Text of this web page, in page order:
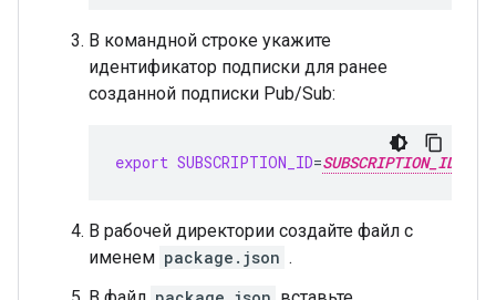
В командной строке укажите
идентификатор подписки для ранее
созданной подписки Pub/Sub:
export SUBSCRIPTION_ID=SUBSCRIPTION_ID
В рабочей директории создайте файл с
именем package.json .